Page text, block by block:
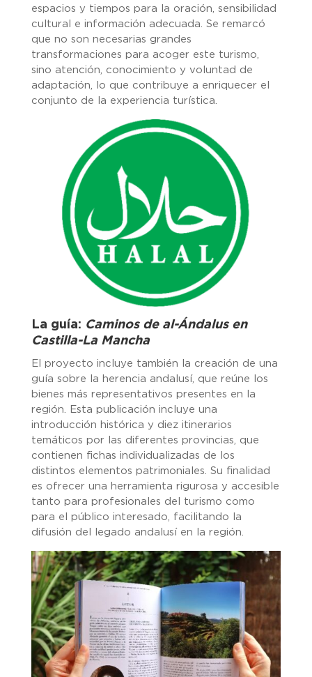
espacios y tiempos para la oración, sensibilidad
cultural e información adecuada. Se remarcó
que no son necesarias grandes
transformaciones para acoger este turismo,
sino atención, conocimiento y voluntad de
adaptación, lo que contribuye a enriquecer el
conjunto de la experiencia turística.
La guía: Caminos de al-Ándalus en
Castilla-La Mancha
El proyecto incluye también la creación de una
guía sobre la herencia andalusí, que reúne los
bienes más representativos presentes en la
región. Esta publicación incluye una
introducción histórica y diez itinerarios
temáticos por las diferentes provincias, que
contienen fichas individualizadas de los
distintos elementos patrimoniales. Su finalidad
es ofrecer una herramienta rigurosa y accesible
tanto para profesionales del turismo como
para el público interesado, facilitando la
difusión del legado andalusí en la región.